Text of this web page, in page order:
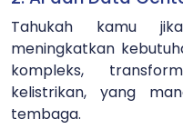
Tahukah kamu
meningkatkan
kompleks,
kelistrikan, yang
tembaga.